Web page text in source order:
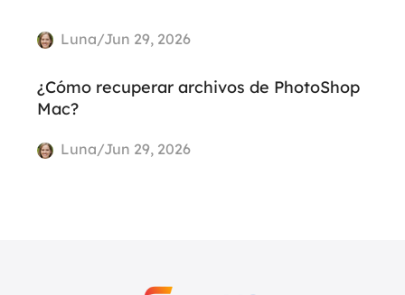
Luna/Jun 29, 2026
¿Cómo recuperar archivos de PhotoShop
Mac?
Luna/Jun 29, 2026